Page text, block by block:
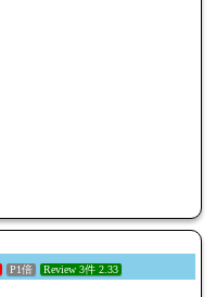
P1倍 Review 3件 2.33